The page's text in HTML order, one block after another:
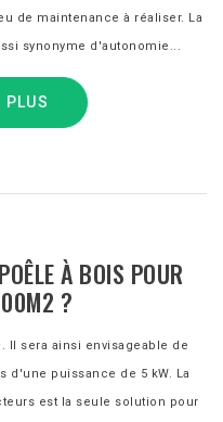
de maintenance à réaliser. La
synonyme d'autonomie...
PLUS
À BOIS POUR
?
Il sera ainsi envisageable de
d'une puissance de 5 kW. La
est la seule solution pour